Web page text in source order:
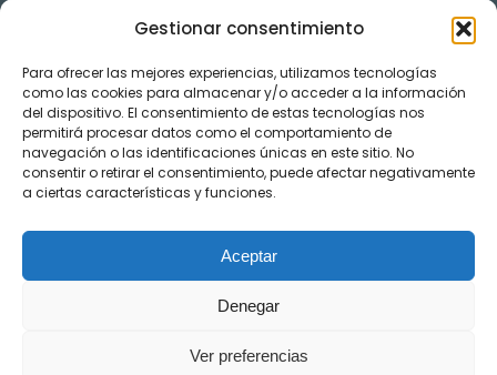
Gestionar consentimiento
Para ofrecer las mejores experiencias, utilizamos tecnologías
como las cookies para almacenar y/o acceder a la información
del dispositivo. El consentimiento de estas tecnologías nos
permitirá procesar datos como el comportamiento de
navegación o las identificaciones únicas en este sitio. No
consentir o retirar el consentimiento, puede afectar negativamente
a ciertas características y funciones.
Aceptar
Denegar
Ver preferencias
605 834 045
948 368 156
Jardinería y Agenda Local 2030
948 074 848
TRANSPARENCIA
Videos de los plenos en YouTube